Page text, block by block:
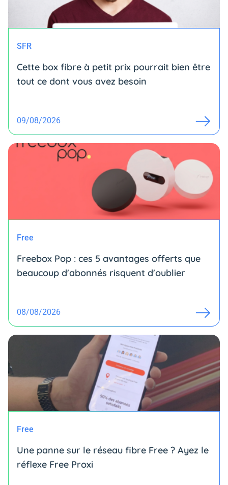
SFR
Cette box fibre à petit prix pourrait bien être
tout ce dont vous avez besoin
09/08/2026
Free
Freebox Pop : ces 5 avantages offerts que
beaucoup d'abonnés risquent d'oublier
08/08/2026
Free
Une panne sur le réseau fibre Free ? Ayez le
réflexe Free Proxi